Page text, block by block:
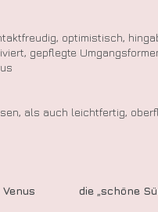
optimistisch,
gepflegte
als auch leichtfertig,
Venus die „schöne